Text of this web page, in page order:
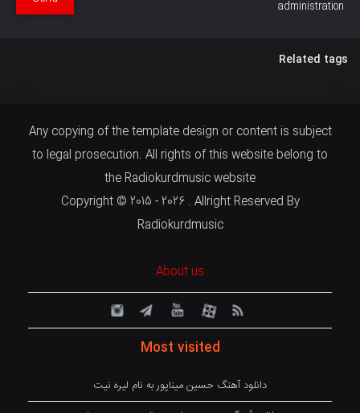
administration
Related tags
Any copying of the template design or content is subject
to legal prosecution. All rights of this website belong to
the Radiokurdmusic website
Copyright © 2015 - 2026 . Allright Reserved By
Radiokurdmusic
About us
Most visited
دانلود آهنگ حسین میناپور به نام لیره نیت